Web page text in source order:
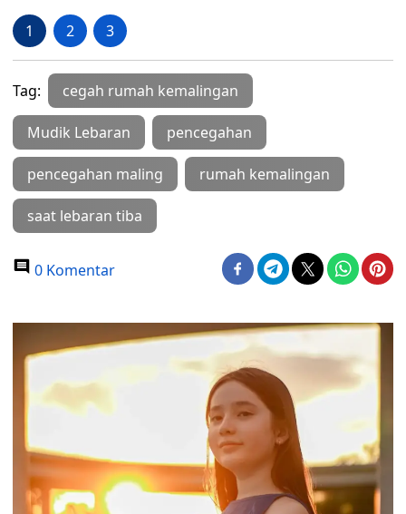
1 2 3
Tag: cegah rumah kemalingan
Mudik Lebaran pencegahan
pencegahan maling rumah kemalingan
saat lebaran tiba
0 Komentar